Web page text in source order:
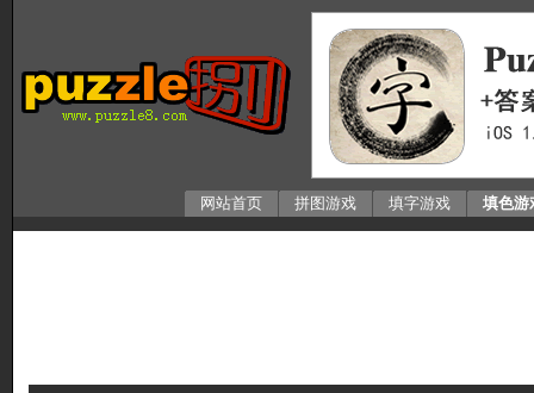
网站首页 拼图游戏 填字游戏 填色游